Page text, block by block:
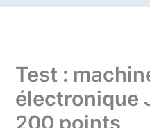
Test :
électronique
200 points